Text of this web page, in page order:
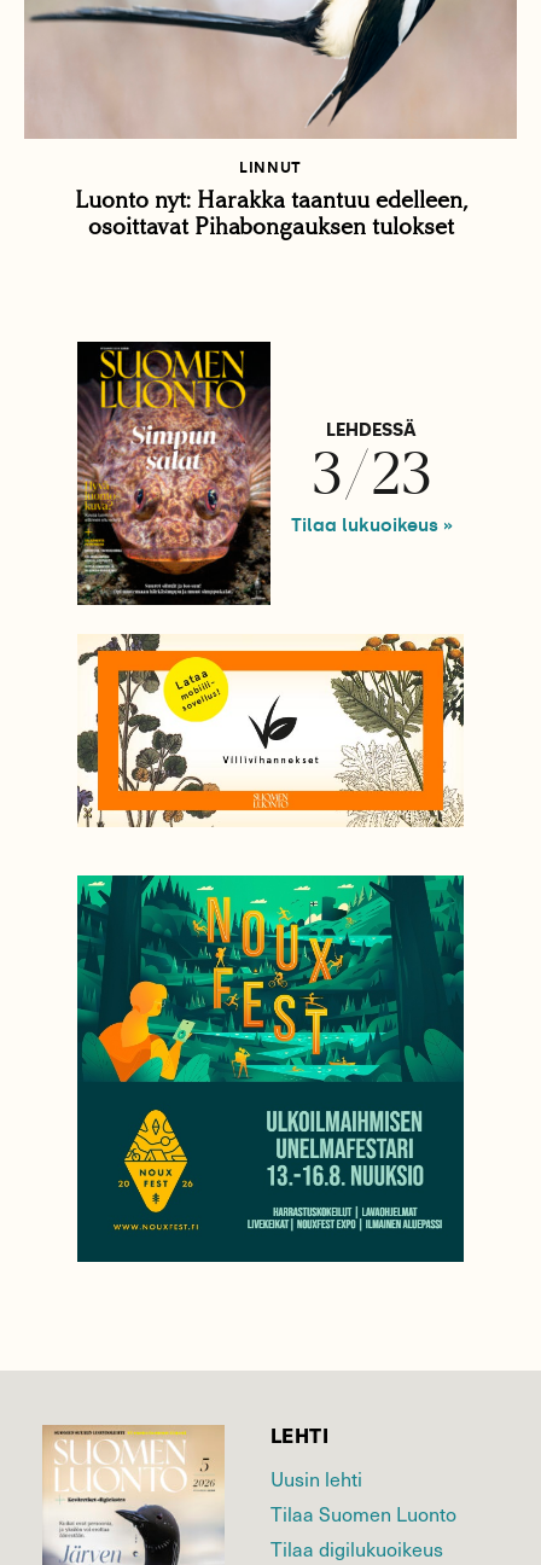
LINNUT
Luonto nyt: Harakka taantuu edelleen,
osoittavat Pihabongauksen tulokset
LEHDESSÄ
3/23
Tilaa lukuoikeus »
LEHTI
Uusin lehti
Tilaa Suomen Luonto
Tilaa digilukuoikeus